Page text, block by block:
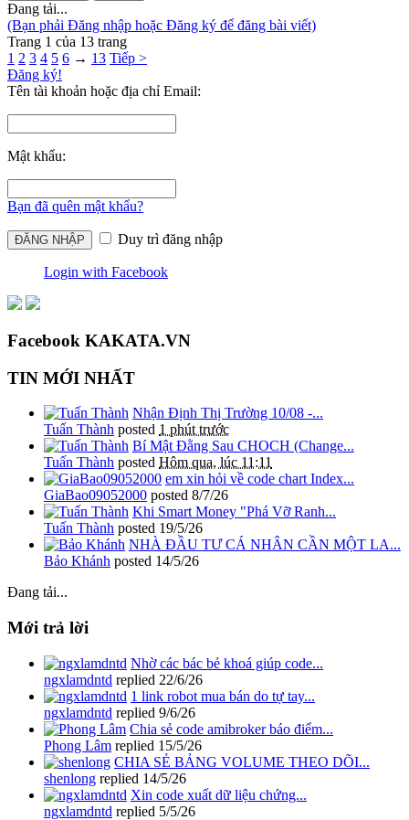
Đang tải...
(Bạn phải Đăng nhập hoặc Đăng ký để đăng bài viết)
Trang 1 của 13 trang
1 2 3 4 5 6 → 13 Tiếp >
Đăng ký!
Tên tài khoản hoặc địa chỉ Email:
Mật khẩu:
Bạn đã quên mật khẩu?
Duy trì đăng nhập
Login with Facebook
Facebook KAKATA.VN
TIN MỚI NHẤT
Nhận Định Thị Trường 10/08 -...
Tuấn Thành posted 1 phút trước
Bí Mật Đằng Sau CHOCH (Change...
Tuấn Thành posted Hôm qua, lúc 11:11
em xin hỏi về code chart Index...
GiaBao09052000 posted 8/7/26
Khi Smart Money "Phá Vỡ Ranh...
Tuấn Thành posted 19/5/26
NHÀ ĐẦU TƯ CÁ NHÂN CẦN MỘT LA...
Bảo Khánh posted 14/5/26
Đang tải...
Mới trả lời
Nhờ các bác bẻ khoá giúp code...
ngxlamdntd replied 22/6/26
1 link robot mua bán do tự tay...
ngxlamdntd replied 9/6/26
Chia sẻ code amibroker báo điểm...
Phong Lâm replied 15/5/26
CHIA SẺ BẢNG VOLUME THEO DÕI...
shenlong replied 14/5/26
Xin code xuất dữ liệu chứng...
ngxlamdntd replied 5/5/26